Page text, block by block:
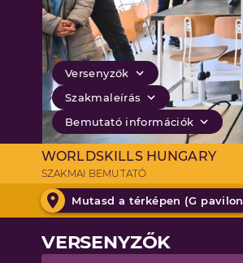
Versenyzők
Szakmaleírás
Bemutató információk
WORLDSKILLS HUNGARY
SZAKMAI BEMUTATÓ
Mutasd a térképen (G pavilon
VERSENYZŐK